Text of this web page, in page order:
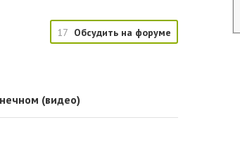
17 Обсудить на форуме
(видео)